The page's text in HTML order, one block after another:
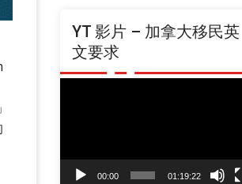
YT 影片 – 加拿大移民英
文要求
00:00 01:19:22